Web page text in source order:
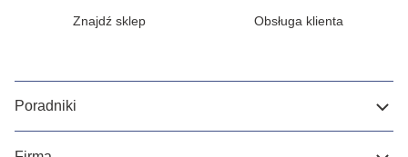
Znajdź sklep Obsługa klienta
Poradniki